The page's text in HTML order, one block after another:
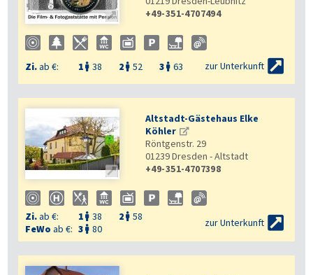

+49-351-4707494
Zi.ab €: 1  38 2  52 3  63 zur Unterkunft 

Altstadt-Gästehaus Elke
Köhler
Röntgenstr. 29
01239Dresden - Altstadt
+49-351-4707398
Zi.ab €: 1  38 2  58
FeWo ab €: 3  80
zur Unterkunft 